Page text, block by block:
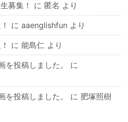
募集！ に 匿名 より
に aaenglishfun より
に能島仁 より
投稿しました。
に
投稿しました。 に 肥塚照樹